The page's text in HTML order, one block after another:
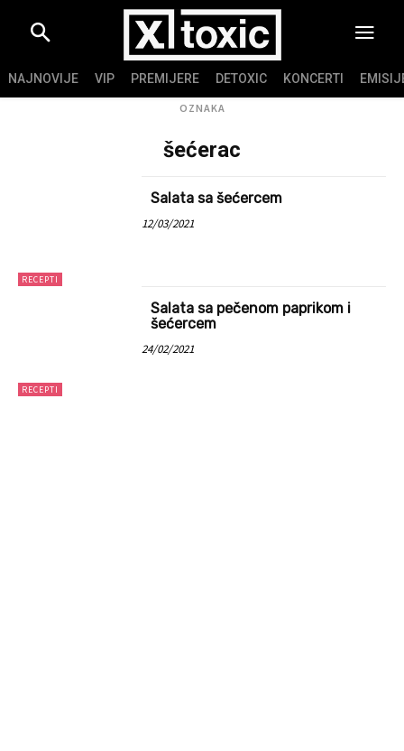
NAJNOVIJE VIP PREMIJERE DETOXIC KONCERTI
OZNAKA
šećerac
RECEPTI
Salata sa šećercem
12/03/2021
RECEPTI
Salata sa pečenom paprikom i
šećercem
24/02/2021